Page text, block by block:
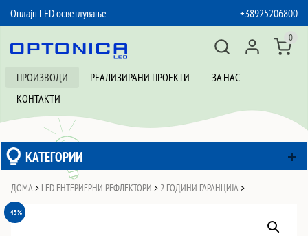
Онлајн LED осветлување
+38925206800
ПРОИЗВОДИ РЕАЛИЗИРАНИ ПРОЕКТИ
ЗА НАС
КОНТАКТИ
0
КАТЕГОРИИ
ДОМА > LED ЕНТЕРИЕРНИ РЕФЛЕКТОРИ > 2 ГОДИНИ ГАРАНЦИЈА >
-45%